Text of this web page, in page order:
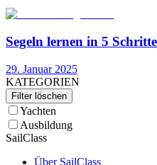
Segeln lernen in 5
29. Januar 2025
KATEGORIEN
Filter löschen
Yachten
Ausbildung
SailClass
Über SailClass